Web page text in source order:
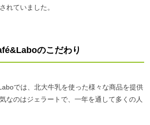
れていました。
のこだわり
では、北大牛乳を使った様々な商品を提供
なのはジェラートで、一年を通して多くの人